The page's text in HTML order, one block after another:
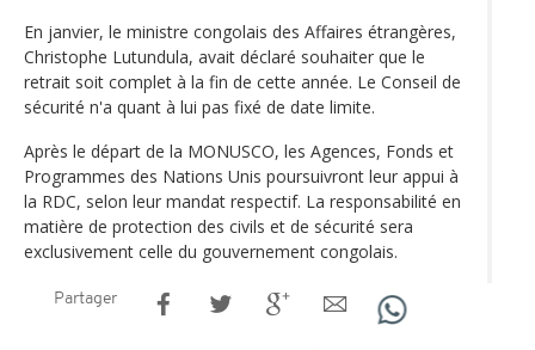
En janvier, le ministre congolais des Affaires étrangères,
Christophe Lutundula, avait déclaré souhaiter que le
retrait soit complet à la fin de cette année. Le Conseil de
sécurité n'a quant à lui pas fixé de date limite.
Après le départ de la MONUSCO, les Agences, Fonds et
Programmes des Nations Unis poursuivront leur appui à
la RDC, selon leur mandat respectif. La responsabilité en
matière de protection des civils et de sécurité sera
exclusivement celle du gouvernement congolais.
Partager